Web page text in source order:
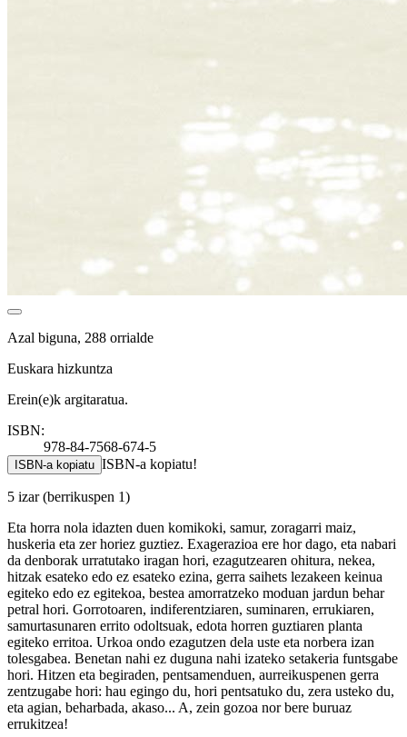
Azal biguna, 288 orrialde
Euskara hizkuntza
Erein(e)k argitaratua.
ISBN:
978-84-7568-674-5
ISBN-a kopiatu ISBN-a kopiatu!
5 izar(berrikuspen 1)
Eta horra nola idazten duen komikoki, samur, zoragarri maiz,
huskeria eta zer horiez guztiez. Exagerazioa ere hor dago, eta nabari
da denborak urratutako iragan hori, ezagutzearen ohitura, nekea,
hitzak esateko edo ez esateko ezina, gerra saihets lezakeen keinua
egiteko edo ez egitekoa, bestea amorratzeko moduan jardun behar
petral hori. Gorrotoaren, indiferentziaren, suminaren, errukiaren,
samurtasunaren errito odoltsuak, edota horren guztiaren planta
egiteko erritoa. Urkoa ondo ezagutzen dela uste eta norbera izan
tolesgabea. Benetan nahi ez duguna nahi izateko setakeria funtsgabe
hori. Hitzen eta begiraden, pentsamenduen, aurreikuspenen gerra
zentzugabe hori: hau egingo du, hori pentsatuko du, zera usteko du,
eta agian, beharbada, akaso... A, zein gozoa nor bere buruaz
errukitzea!